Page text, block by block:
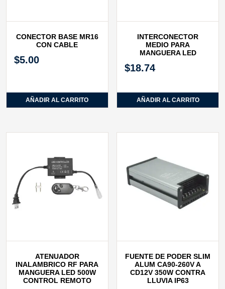
CONECTOR BASE MR16
CON CABLE
$5.00
AÑADIR AL CARRITO
INTERCONECTOR
MEDIO PARA
MANGUERA LED
$18.74
AÑADIR AL CARRITO
ATENUADOR
INALAMBRICO RF PARA
MANGUERA LED 500W
CONTROL REMOTO
FUENTE DE PODER SLIM
ALUM CA90‐260V A
CD12V 350W CONTRA
LLUVIA IP63